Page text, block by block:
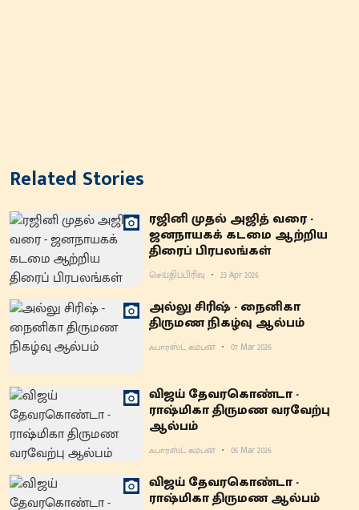
Related Stories
ரஜினி முதல் அஜித் வரை -
ஜனநாயகக் கடமை ஆற்றிய
திரைப் பிரபலங்கள்
செய்திப்பிரிவு 23 Apr 2026
அல்லு சிரிஷ் - நைனிகா
திருமண நிகழ்வு ஆல்பம்
ஃபாரஸ்ட் கம்பன் 07 Mar 2026
விஜய் தேவரகொண்டா -
ராஷ்மிகா திருமண வரவேற்பு
ஆல்பம்
ஃபாரஸ்ட் கம்பன் 05 Mar 2026
விஜய் தேவரகொண்டா -
ராஷ்மிகா திருமண ஆல்பம்